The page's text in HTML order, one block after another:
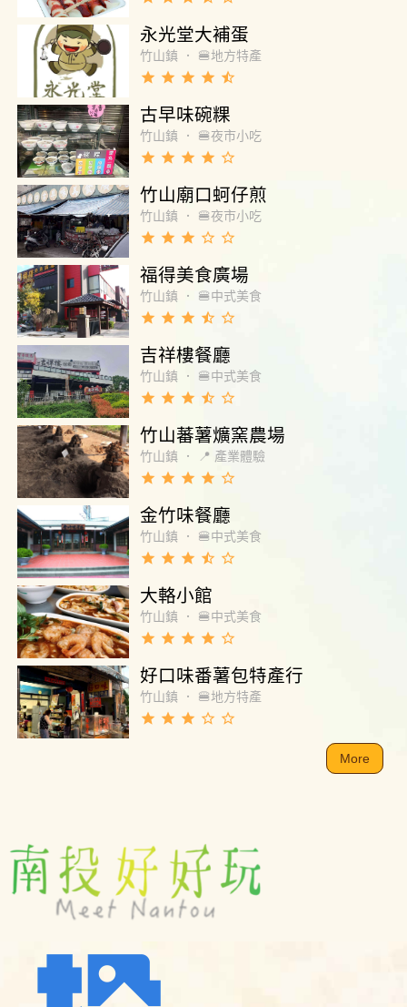
永光堂大補蛋
竹山鎮 ． 🍔地方特產
grade grade grade grade star_half
古早味碗粿
竹山鎮 ． 🍔夜市小吃
grade grade grade grade star_border
竹山廟口蚵仔煎
竹山鎮 ． 🍔夜市小吃
grade grade grade star_border star_border
福得美食廣場
竹山鎮 ． 🍔中式美食
grade grade grade star_half star_border
吉祥樓餐廳
竹山鎮 ． 🍔中式美食
grade grade grade star_half star_border
竹山蕃薯爌窯農場
竹山鎮 ． 📍 產業體驗
grade grade grade grade star_border
金竹味餐廳
竹山鎮 ． 🍔中式美食
grade grade grade star_half star_border
大輅小館
竹山鎮 ． 🍔中式美食
grade grade grade grade star_border
好口味番薯包特產行
竹山鎮 ． 🍔地方特產
grade grade grade star_border star_border
More